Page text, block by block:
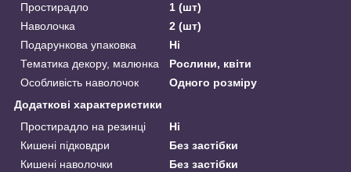
Простирадло
1 (шт)
Наволочка
2 (шт)
Подарункова упаковка
Ні
Тематика декору, малюнка
Рослини, квіти
Особливість наволочок
Одного розміру
Додаткові характеристики
Простирадло на резинці
Ні
Кишені підковдри
Без застібки
Кишені наволочки
Без застібки